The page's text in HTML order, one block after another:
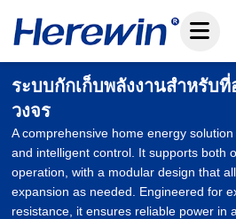
เนื้อหา
ระบบกักเก็บพลังงานสำหรับที่
วงจร
A comprehensive home energy solution
and intelligent control. It supports both
operation, with a modular design that
expansion as needed. Engineered for
resistance, it ensures reliable power in